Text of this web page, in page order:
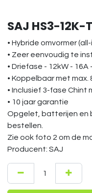
SAJ HS3-
• Hybride omvormer
• Zeer eenvoudig te
• Driefase - 12kW - 16A
• Koppelbaar met max.
• Inclusief 3-fase Chint
• 10 jaar garantie
Opgelet, batterijen en
bestellen.
Zie ook foto 2 om de
Producent: SAJ